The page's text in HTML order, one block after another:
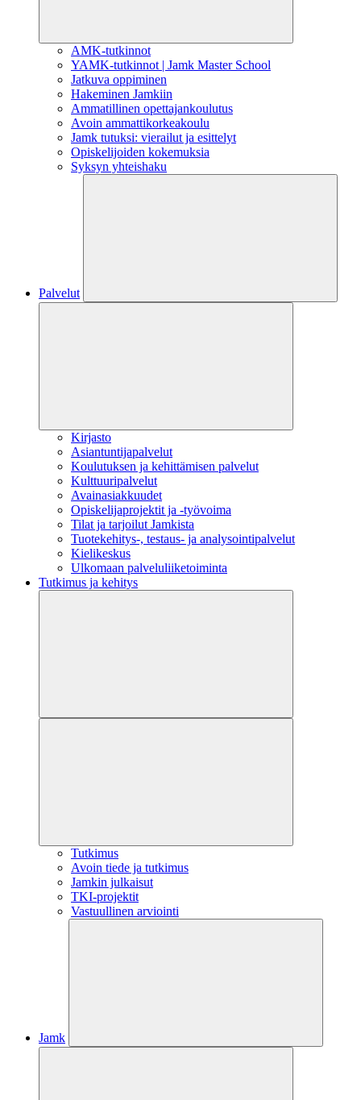
AMK-tutkinnot
YAMK-tutkinnot | Jamk Master School
Jatkuva oppiminen
Hakeminen Jamkiin
Ammatillinen opettajankoulutus
Avoin ammattikorkeakoulu
Jamk tutuksi: vierailut ja esittelyt
Opiskelijoiden kokemuksia
Syksyn yhteishaku
Palvelut
Kirjasto
Asiantuntijapalvelut
Koulutuksen ja kehittämisen palvelut
Kulttuuripalvelut
Avainasiakkuudet
Opiskelijaprojektit​ ja -työvoima
Tilat ja tarjoilut Jamkista
Tuotekehitys-, testaus- ja analysointipalvelut
Kielikeskus
Ulkomaan palveluliiketoiminta
Tutkimus ja kehitys
Tutkimus
Avoin tiede ja tutkimus
Jamkin julkaisut
TKI-projektit
Vastuullinen arviointi
Jamk